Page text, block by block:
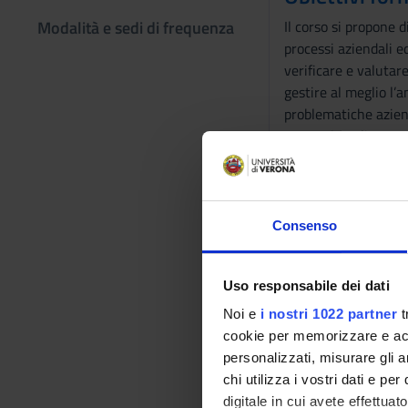
Consenso
Uso responsabile dei dati
Noi e i nostri 1022 partner
cookie per memorizzare e
personalizzati, misurare gli
chi utilizza i vostri dati e per
digitale in cui avete
Modalità e sedi di frequenza
Il corso si propone
processi aziendali
verificare e
gestire al meglio
problematiche
corso, si
da poter migliorare
essere in grado di
gestire ed
Programma
- L’organizzazione
- Cenni sulle teorie
- Cenni sul
- Variabili
- Architettura e